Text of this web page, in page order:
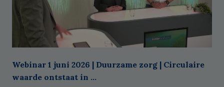
Webinar 1 juni 2026 | Duurzame zorg | Circulaire
waarde ontstaat in ...